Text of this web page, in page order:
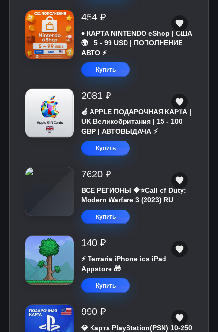
454 ₽
♦️ КАРТА NINTENDO eShop | США
🌍 | 5 - 99 USD | ПОПОЛНЕНИЕ
АВТО ⚡
Купить
2081 ₽
🍎 APPLE ПОДАРОЧНАЯ КАРТА |
UK Великобритания | 15 - 100
GBP | АВТОВЫДАЧА ⚡️
Купить
7620 ₽
ВСЕ РЕГИОНЫ 🔶⭐Call of Duty:
Modern Warfare 3 (2023) RU
Купить
140 ₽
⚡️ Terraria iPhone ios iPad
Appstore 🎁
Купить
990 ₽
💎 Карта PlayStation(PSN) 10-250